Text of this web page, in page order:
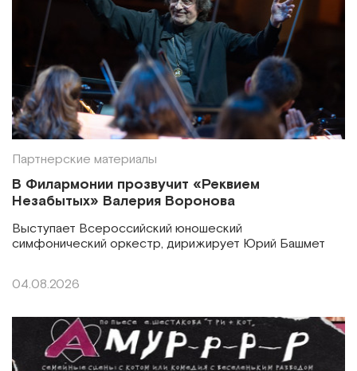
Партнерские материалы
В Филармонии прозвучит «Реквием
Незабытых» Валерия Воронова
Выступает Всероссийский юношеский
симфонический оркестр, дирижирует Юрий Башмет
04.08.2026